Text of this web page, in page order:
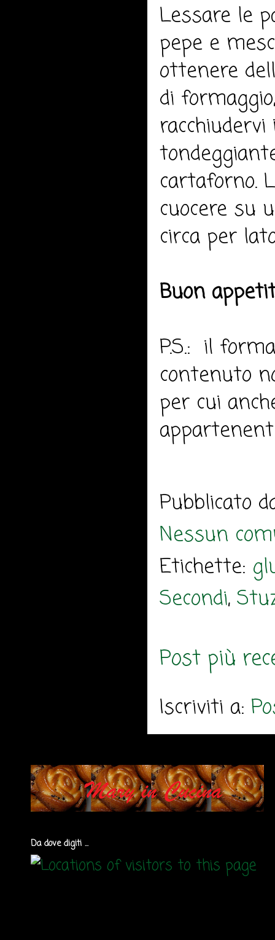
Lessare le
pepe e
ottenere
di
cartaforno.
cuocere su
circa per
Buon
P.S.: il
contenuto
per cui
Pubblicato
Nessun
Etichette:
Secondi,
Post più
Iscriviti a:
Da dove digiti ...